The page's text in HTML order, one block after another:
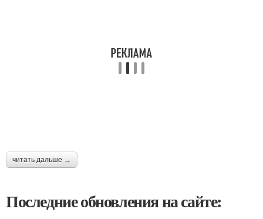
читать дальше →
Последние обновления на сайте: